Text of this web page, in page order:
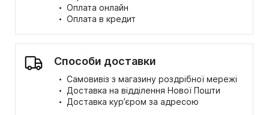
· Оплата онлайн
· Оплата в кредит
Способи доставки
· Самовивіз з магазину роздрібної мережі
· Доставка на відділення Нової Пошти
· Доставка кур’єром за адресою